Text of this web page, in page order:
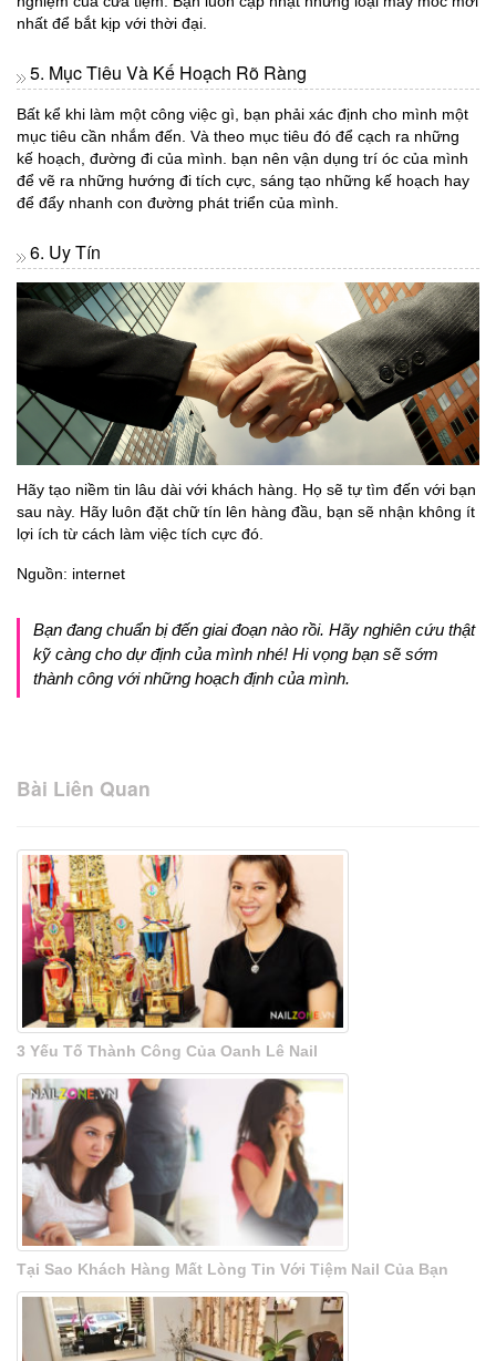
nhất để bắt kịp với thời đại.
5. Mục Tiêu Và Kế Hoạch Rõ Ràng
Bất kể khi làm một công việc gì, bạn phải xác định cho mình một
mục tiêu cần nhắm đến. Và theo mục tiêu đó để cạch ra những
kế hoạch, đường đi của mình. bạn nên vận dụng trí óc của mình
để vẽ ra những hướng đi tích cực, sáng tạo những kế hoạch hay
để đẩy nhanh con đường phát triển của mình.
6. Uy Tín
Hãy tạo niềm tin lâu dài với khách hàng. Họ sẽ tự tìm đến với bạn
sau này. Hãy luôn đặt chữ tín lên hàng đầu, bạn sẽ nhận không ít
lợi ích từ cách làm việc tích cực đó.
Nguồn: internet
Bạn đang chuẩn bị đến giai đoạn nào rồi. Hãy nghiên cứu thật
kỹ càng cho dự định của mình nhé! Hi vọng bạn sẽ sớm
thành công với những hoạch định của mình.
Bài Liên Quan
3 Yếu Tố Thành Công Của Oanh Lê Nail
Tại Sao Khách Hàng Mất Lòng Tin Với Tiệm Nail Của Bạn